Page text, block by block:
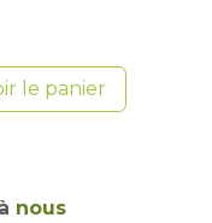
le panier
nous